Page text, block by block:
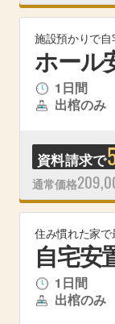
施設預かりで
ホール
1日間
出棺のみ
資料請求で
通常価格
住み慣れた家
自宅安
1日間
出棺のみ